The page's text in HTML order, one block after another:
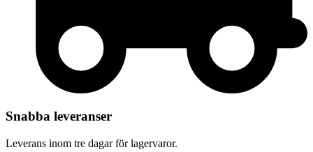
Snabba leveranser
Leverans inom tre dagar för lagervaror.